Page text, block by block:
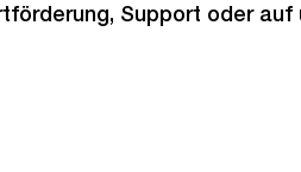
Support oder auf